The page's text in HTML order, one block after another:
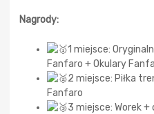
Nagrody:
1 miejsce:
Fanfaro + Okulary
2 miejsce: Piłka
Fanfaro
3 miejsce: Worek